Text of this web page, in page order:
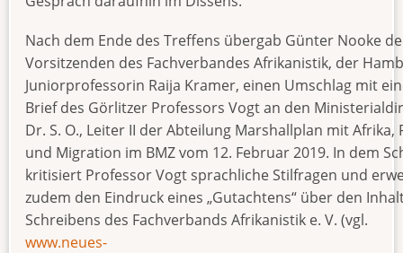
Nach dem Ende des Treffens übergab Günter Nooke
Vorsitzenden des Fachverbandes Afrikanistik, der
Juniorprofessorin Raija Kramer, einen Umschlag mit
Brief des Görlitzer Professors Vogt an den
Dr. S. O., Leiter II der Abteilung Marshallplan mit Afrika,
und Migration im BMZ vom 12. Februar 2019. In dem
kritisiert Professor Vogt sprachliche Stilfragen und
zudem den Eindruck eines „Gutachtens“ über den
Schreibens des Fachverbands Afrikanistik e. V. (vgl.
www.neues-